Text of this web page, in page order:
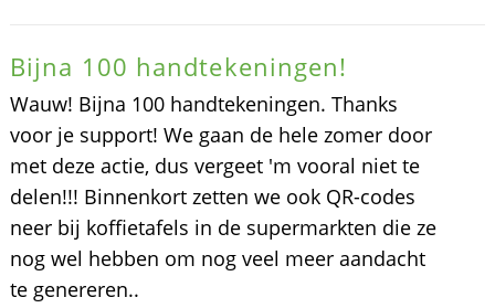
Bijna 100 handtekeningen!
Wauw! Bijna 100 handtekeningen. Thanks
voor je support! We gaan de hele zomer door
met deze actie, dus vergeet 'm vooral niet te
delen!!! Binnenkort zetten we ook QR-codes
neer bij koffietafels in de supermarkten die ze
nog wel hebben om nog veel meer aandacht
te genereren..